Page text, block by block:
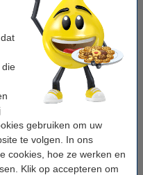
die
gebruiken om uw
te volgen. In ons
cookies, hoe ze werken en
Klik op accepteren om
mm 57,5 mm
en omschrijving
Bestellen